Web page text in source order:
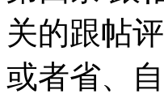
关的跟帖
或者省、